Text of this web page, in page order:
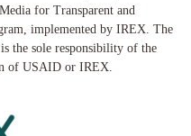
for Transparent and
implemented by IREX. The
the sole responsibility of the
of USAID or IREX.